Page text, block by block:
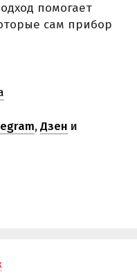
помогает
сам прибор
,Дзен и